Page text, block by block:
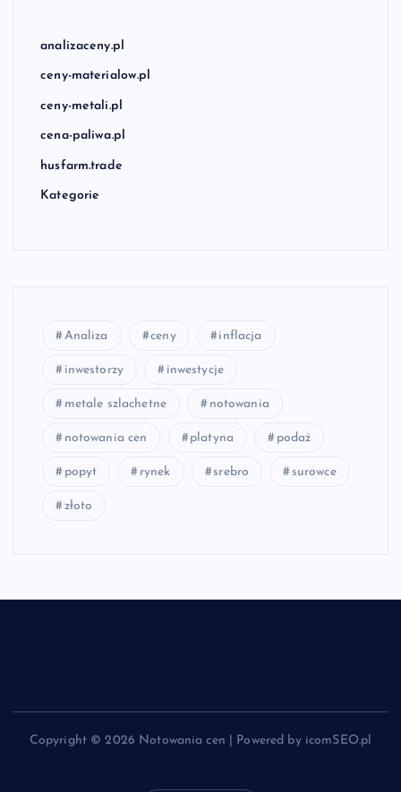
analizaceny.pl
ceny-materialow.pl
ceny-metali.pl
cena-paliwa.pl
husfarm.trade
Kategorie
Analiza ceny inflacja
inwestorzy inwestycje
metale szlachetne notowania
notowania cen platyna podaż
popyt rynek srebro surowce
złoto
Copyright © 2026 Notowania cen | Powered by icomSEO.pl